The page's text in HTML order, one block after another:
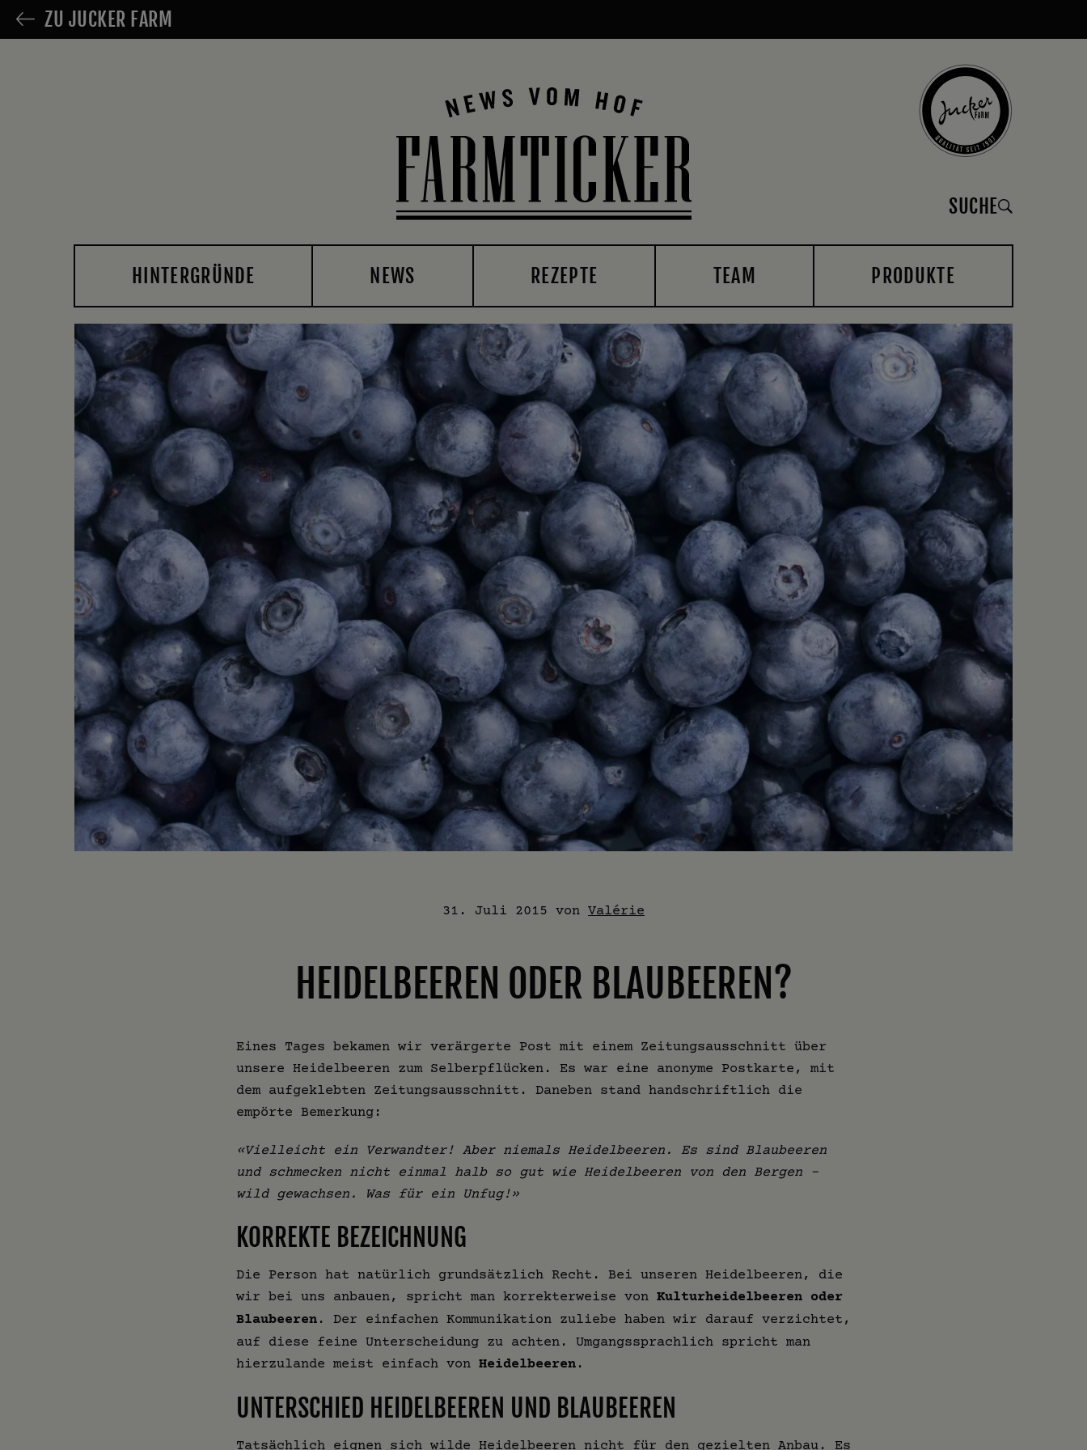
ZU JUCKER FARM
SUCHE
HINTERGRÜNDE NEWS REZEPTE TEAM PRODUKTE
31. Juli 2015 von Valérie
HEIDELBEEREN ODER BLAUBEEREN?
Eines Tages bekamen wir verärgerte Post mit einem Zeitungsausschnitt über
unsere Heidelbeeren zum Selberpflücken. Es war eine anonyme Postkarte, mit
dem aufgeklebten Zeitungsausschnitt. Daneben stand handschriftlich die
empörte Bemerkung:
«Vielleicht ein Verwandter! Aber niemals Heidelbeeren. Es sind Blaubeeren
und schmecken nicht einmal halb so gut wie Heidelbeeren von den Bergen –
wild gewachsen. Was für ein Unfug!»
KORREKTE BEZEICHNUNG
Die Person hat natürlich grundsätzlich Recht. Bei unseren Heidelbeeren, die
wir bei uns anbauen, spricht man korrekterweise von Kulturheidelbeeren oder
Blaubeeren . Der einfachen Kommunikation zuliebe haben wir darauf verzichtet,
auf diese feine Unterscheidung zu achten. Umgangssprachlich spricht man
hierzulande meist einfach von Heidelbeeren .
UNTERSCHIED HEIDELBEEREN UND BLAUBEEREN
Tatsächlich eignen sich wilde Heidelbeeren nicht für den gezielten Anbau. Es